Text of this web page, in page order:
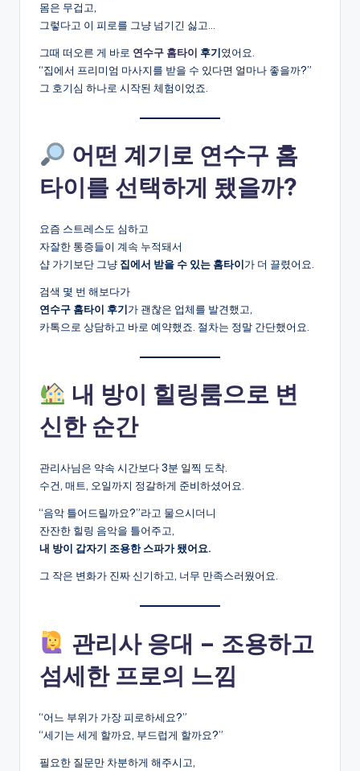
몸은 무겁고,
그렇다고 이 피로를 그냥 넘기긴 싫고…
그때 떠오른 게 바로 연수구 홈타이 후기였어요.
“집에서 프리미엄 마사지를 받을 수 있다면 얼마나 좋을까?”
그 호기심 하나로 시작된 체험이었죠.
어떤 계기로 연수구 홈
타이를 선택하게 됐을까?
요즘 스트레스도 심하고
자잘한 통증들이 계속 누적돼서
샵 가기보단 그냥 집에서 받을 수 있는 홈타이가 더 끌렸어요.
검색 몇 번 해보다가
연수구 홈타이 후기가 괜찮은 업체를 발견했고,
카톡으로 상담하고 바로 예약했죠. 절차는 정말 간단했어요.
내 방이 힐링룸으로 변
신한 순간
관리사님은 약속 시간보다 3분 일찍 도착.
수건, 매트, 오일까지 정갈하게 준비하셨어요.
“음악 틀어드릴까요?”라고 물으시더니
잔잔한 힐링 음악을 틀어주고,
내 방이 갑자기 조용한 스파가 됐어요.
그 작은 변화가 진짜 신기하고, 너무 만족스러웠어요.
관리사 응대 – 조용하고
섬세한 프로의 느낌
“어느 부위가 가장 피로하세요?”
“세기는 세게 할까요, 부드럽게 할까요?”
필요한 질문만 차분하게 해주시고,